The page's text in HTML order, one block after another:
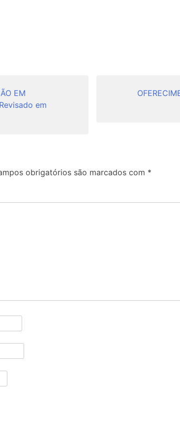
EM
em
obrigatórios são marcados com *